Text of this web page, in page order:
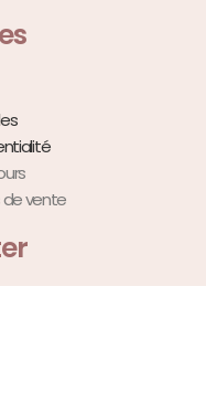
de vente